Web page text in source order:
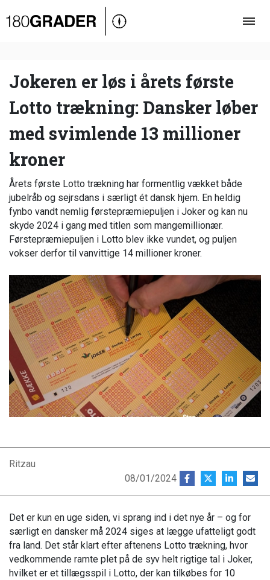
Oversigt
Debat
Video
Podcast
Jokeren er løs i årets første
Lotto trækning: Dansker løber
med svimlende 13 millioner
kroner
Årets første Lotto trækning har formentlig vækket både
jubelråb og sejrsdans i særligt ét dansk hjem. En heldig
fynbo vandt nemlig førstepræmiepuljen i Joker og kan nu
skyde 2024 i gang med titlen som mangemillionær.
Førstepræmiepuljen i Lotto blev ikke vundet, og puljen
vokser derfor til vanvittige 14 millioner kroner.
Ritzau
08/01/2024
Det er kun en uge siden, vi sprang ind i det nye år – og for
særligt en dansker må 2024 siges at lægge ufatteligt godt
fra land. Det står klart efter aftenens Lotto trækning, hvor
vedkommende ramte plet på de syv helt rigtige tal i Joker,
hvilket er et tillægsspil i Lotto, der kan tilkøbes for 10